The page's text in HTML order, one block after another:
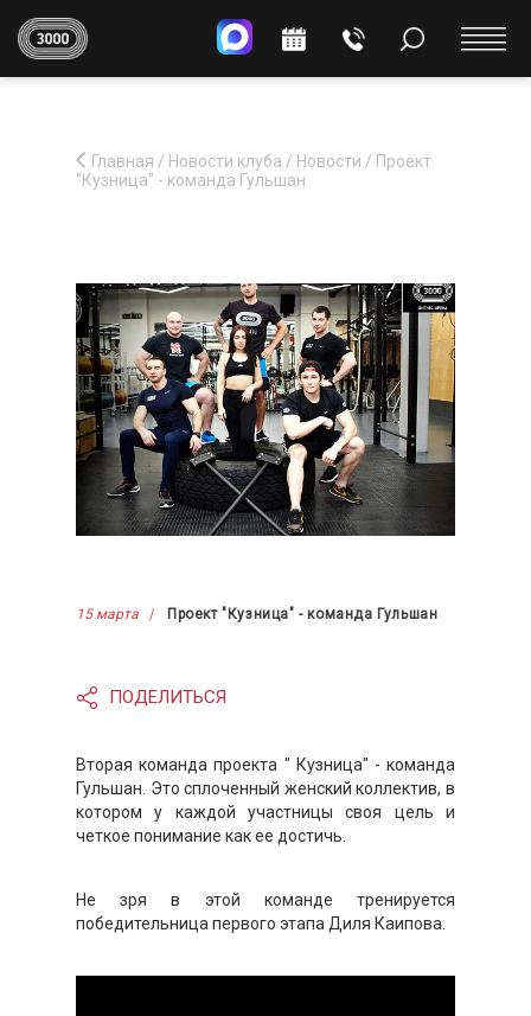
Главная / Новости клуба / Новости / Проект
"Кузница" - команда Гульшан
15 марта Проект "Кузница" - команда Гульшан
ПОДЕЛИТЬСЯ
Вторая команда проекта " Кузница" - команда
Гульшан. Это сплоченный женский коллектив, в
котором у каждой участницы своя цель и
четкое понимание как ее достичь.
Не зря в этой команде тренируется
победительница первого этапа Диля Каипова.